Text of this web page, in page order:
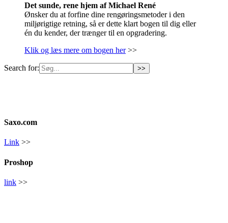
Det sunde, rene hjem af Michael René
Ønsker du at forfine dine rengøringsmetoder i den
miljørigtige retning, så er dette klart bogen til dig eller
én du kender, der trænger til en opgradering.
Klik og læs mere om bogen her>>
Search for:
Saxo.com
Link >>
Proshop
link >>